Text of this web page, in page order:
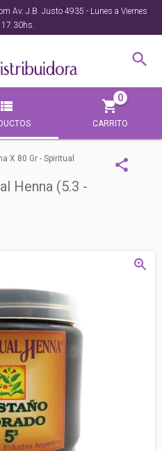
Av. J.B. Justo 4935 - Lunes a Viernes
17.30hs.
CARRITO
0
X 80 Gr - Spiritual
Henna (5.3 -